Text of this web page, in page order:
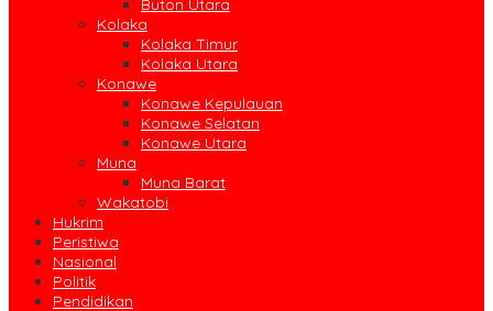
Buton Utara
Kolaka
Kolaka Timur
Kolaka Utara
Konawe
Konawe Kepulauan
Konawe Selatan
Konawe Utara
Muna
Muna Barat
Wakatobi
Hukrim
Peristiwa
Nasional
Politik
Pendidikan